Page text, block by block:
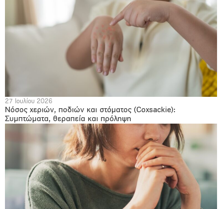
27 Ιουλίου 2026
Νόσος χεριών, ποδιών και στόματος (Coxsackie):
Συμπτώματα, θεραπεία και πρόληψη